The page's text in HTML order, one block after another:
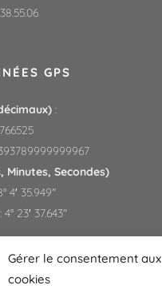
Gérer le consentement aux
cookies
GPS
:
Minutes, Secondes)
4′ 35.949″
23′ 37.643″